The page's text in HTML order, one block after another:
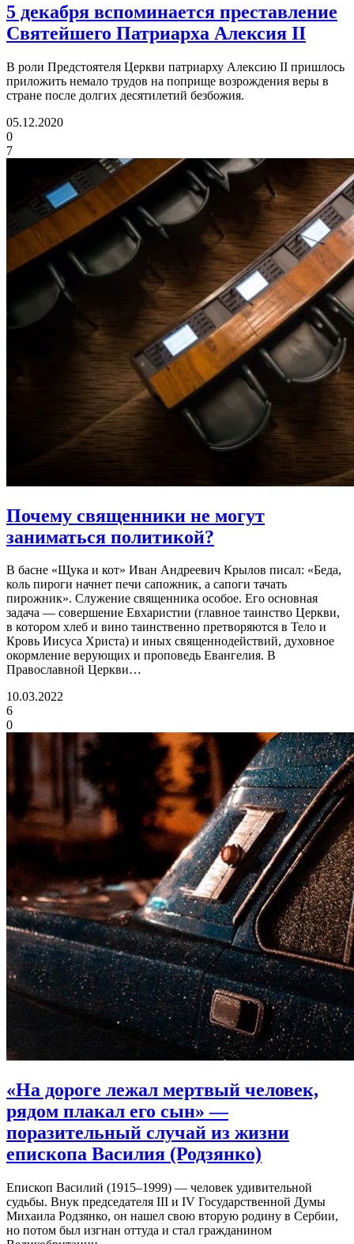
5 декабря вспоминается преставление
Святейшего Патриарха Алексия II
В роли Предстоятеля Церкви патриарху Алексию II пришлось
приложить немало трудов на поприще возрождения веры в
стране после долгих десятилетий безбожия.
05.12.2020
0
7
Почему священники не могут
заниматься политикой?
В басне «Щука и кот» Иван Андреевич Крылов писал: «Беда,
коль пироги начнет печи сапожник, а сапоги тачать
пирожник». Служение священника особое. Его основная
задача — совершение Евхаристии (главное таинство Церкви,
в котором хлеб и вино таинственно претворяются в Тело и
Кровь Иисуса Христа) и иных священнодействий, духовное
окормление верующих и проповедь Евангелия. В
Православной Церкви…
10.03.2022
6
0
«На дороге лежал мертвый человек,
рядом плакал его сын»—
поразительный случай из жизни
епископа Василия (Родзянко)
Епископ Василий (1915–1999) — человек удивительной
судьбы. Внук председателя III и IV Государственной Думы
Михаила Родзянко, он нашел свою вторую родину в Сербии,
но потом был изгнан оттуда и стал гражданином